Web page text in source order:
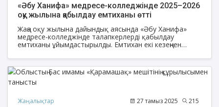
«Әбу Ханифа» медресе-колледжінде 2025–2026
оқу жылына қабылдау емтиханы өтті
Жаңа оқу жылына дайындық аясында «Әбу Ханифа»
медресе-колледжінде талапкерлерді қабылдау
емтиханы ұйымдастырылды. Емтихан екі кезеңнен
Жаңалықтар 27 тамыз 2025 215